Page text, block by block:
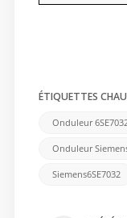
ÉTIQUETTES
Onduleur
Onduleur
Siemens6SE7032